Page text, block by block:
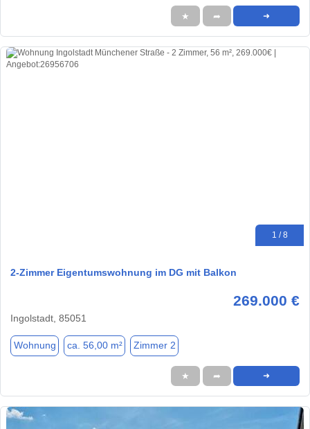
★ ➦ ➜
1 / 8
2-Zimmer Eigentumswohnung im DG mit Balkon
269.000 €
Ingolstadt, 85051
Wohnung ca. 56,00 m² Zimmer 2
★ ➦ ➜